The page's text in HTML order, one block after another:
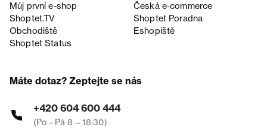
Můj první e-shop
Česká e‑commerce
Shoptet.TV
Shoptet Poradna
Obchodiště
Eshopiště
Shoptet Status
Máte dotaz? Zeptejte se nás
+420 604 600 444
(Po - Pá 8 – 18:30)